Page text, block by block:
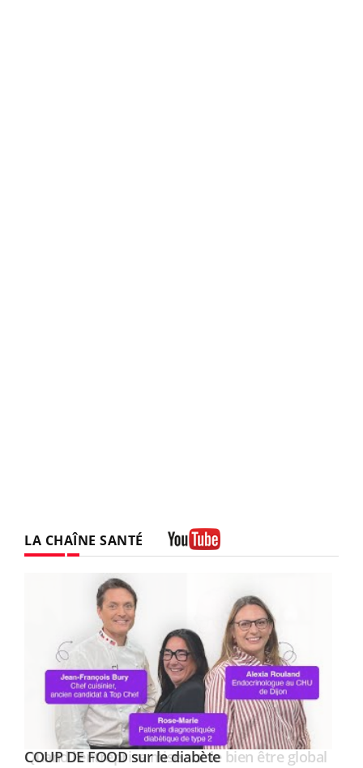
LA CHAÎNE SANTÉ
Youtube
COUP DE FOOD sur le diabèteYoutube
Youtube
Quand l’entreprise mise sur le bien être global